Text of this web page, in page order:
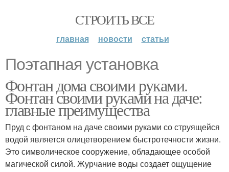
СТРОИТЬ ВСЕ
главная новости статьи
Поэтапная установка
Фонтан дома своими руками.
Фонтан своими руками на даче:
главные преимущества
Пруд с фонтаном на даче своими руками со струящейся
водой является олицетворением быстротечности жизни.
Это символическое сооружение, обладающее особой
магической силой. Журчание воды создает ощущение